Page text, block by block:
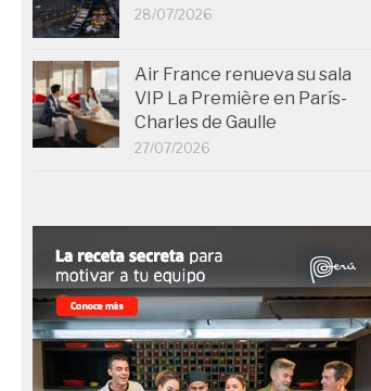
28/07/2026
Air France renueva su sala
VIP La Première en París-
Charles de Gaulle
27/07/2026